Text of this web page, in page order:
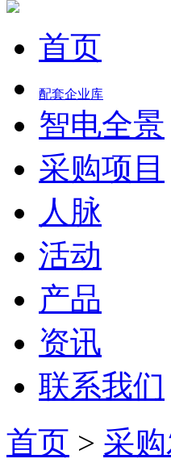
首页
配套企业库
智电全景
采购项目
人脉
活动
产品
资讯
联系我们
首页 > 采